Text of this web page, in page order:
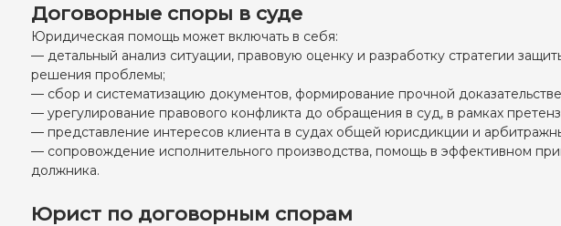
Договорные споры в суде
Юридическая помощь может включать в себя:
— детальный анализ ситуации, правовую оценку и разработку стратегии
решения проблемы;
— сбор и систематизацию документов, формирование прочной
— урегулирование правового конфликта до обращения в суд, в рамках
— представление интересов клиента в судах общей юрисдикции и
— сопровождение исполнительного производства, помощь в эффективном
должника.
Юрист по договорным спорам